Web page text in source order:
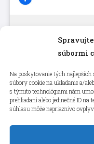
súbormi
Na poskytovanie tých najlepších
súbory cookie na ukladanie a/
s týmito technológiami nám
prehliadaní alebo jedinečné ID na
súhlasu môže nepriaznivo
Kliknutím